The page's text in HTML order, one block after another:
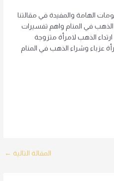
الهامة والمفيدة في مقالتنا
الذهب في المنام واهم تفسيرات
الذهب لامرأة متزوجة
عزباء وشراء الذهب في المنام
المقالة التالية ←